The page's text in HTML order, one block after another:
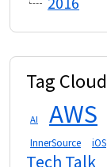
Tag Cloud
AI AWS
InnerSource iOS
Tech Talk